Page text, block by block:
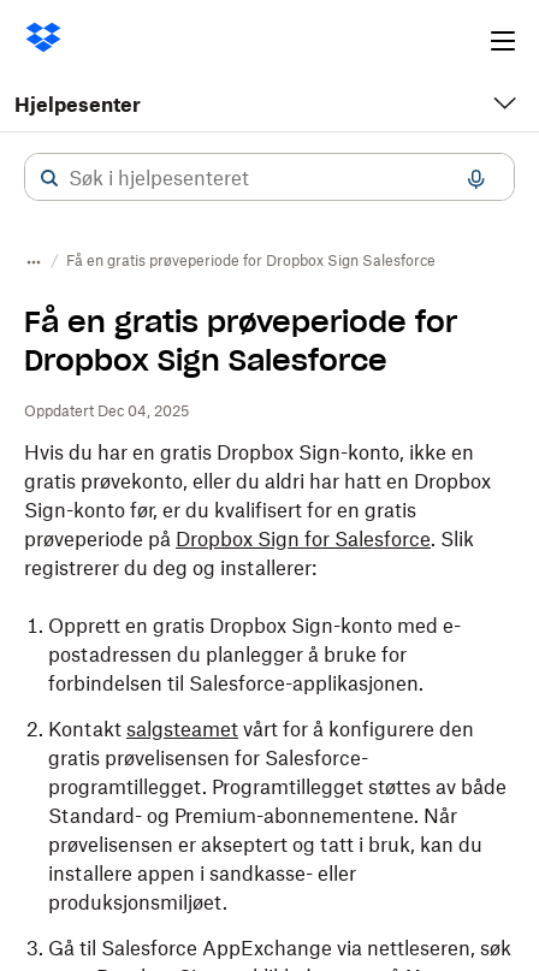
Hjelpesenter
Få en gratis prøveperiode for Dropbox Sign Salesforce
Få en gratis prøveperiode for
Dropbox Sign Salesforce
Oppdatert Dec 04, 2025
Hvis du har en gratis Dropbox Sign-konto, ikke en
gratis prøvekonto, eller du aldri har hatt en Dropbox
Sign-konto før, er du kvalifisert for en gratis
prøveperiode på Dropbox Sign for Salesforce. Slik
registrerer du deg og installerer:
Opprett en gratis Dropbox Sign-konto med e-
postadressen du planlegger å bruke for
forbindelsen til Salesforce-applikasjonen.
Kontakt salgsteamet vårt for å konfigurere den
gratis prøvelisensen for Salesforce-
programtillegget. Programtillegget støttes av både
Standard- og Premium-abonnementene. Når
prøvelisensen er akseptert og tatt i bruk, kan du
installere appen i sandkasse- eller
produksjonsmiljøet.
Gå til Salesforce AppExchange via nettleseren, søk